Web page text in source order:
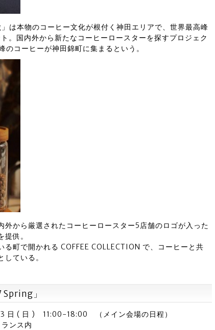
は本物のコーヒー文化が根付く神田エリアで、世界最高峰
。国内外から新たなコーヒーロースターを探すプロジェク
のコーヒーが神田錦町に集まるという。
外から厳選されたコーヒーロースター5店舗のロゴが入った
供。
る町で開かれる COFFEE COLLECTION で、コーヒーと共
ている。
Spring」
日 ( 日 ) 11:00-18:00 （メイン会場の日程）
ンス内